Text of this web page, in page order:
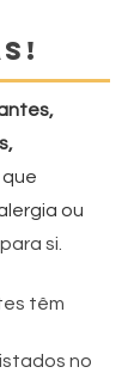
,
ou
para si.
têm
no